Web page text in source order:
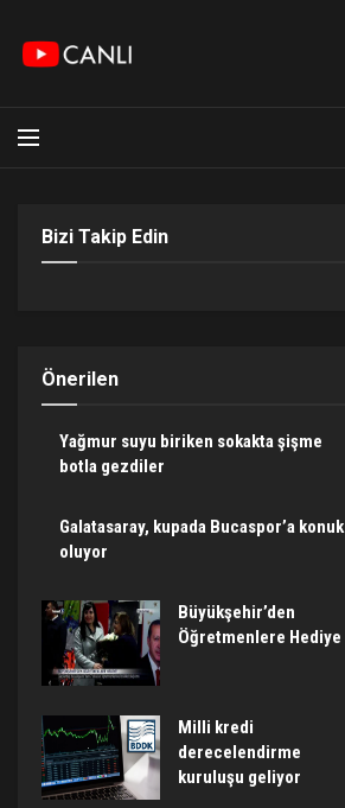
Bizi Takip Edin
Önerilen
Yağmur suyu biriken sokakta şişme
botla gezdiler
Galatasaray, kupada Bucaspor’a konuk
oluyor
Büyükşehir’den
Öğretmenlere Hediye
Milli kredi
derecelendirme
kuruluşu geliyor